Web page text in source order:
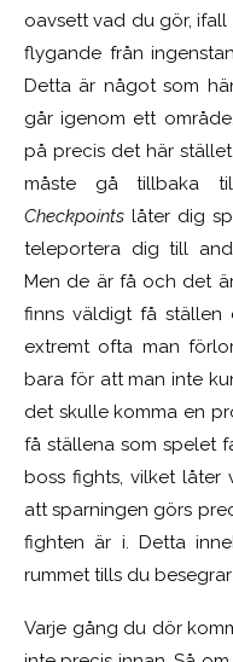
oavsett vad du gör,
flygande från
Detta är något som
går igenom ett
på precis det här
måste gå tillbaka
Checkpoints låter dig
teleportera dig till
Men de är få och det
finns väldigt få ställen
extremt ofta man
bara för att man inte
det skulle komma en
få ställena som spelet
boss fights, vilket låter
att sparningen görs
fighten är i. Detta
rummet tills du
Varje gång du dör